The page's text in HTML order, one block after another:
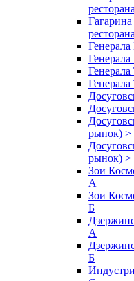
рынок) >
рынок) >
Зои
А
Зои
Б
А
Б